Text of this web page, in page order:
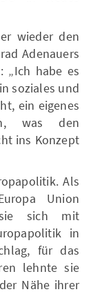
wieder den
Adenauers
„Ich habe es
soziales und
ein eigenes
was den
ins Konzept
Als
Union
sie sich mit
in
für das
lehnte sie
Nähe ihrer